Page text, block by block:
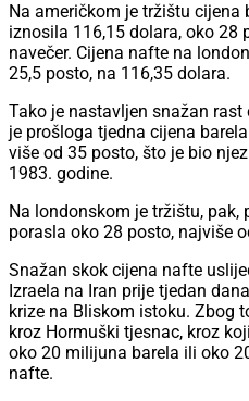
Na američkom je tržištu cijena
iznosila 116,15 dolara, oko 28
navečer. Cijena nafte na
25,5 posto, na 116,35 dolara.
Tako je nastavljen snažan
je prošloga tjedna cijena
više od 35 posto, što je bio
1983. godine.
Na londonskom je tržištu,
porasla oko 28 posto, najviše
Snažan skok cijena nafte
Izraela na Iran prije tjedan
krize na Bliskom istoku. Zbog
kroz Hormuški tjesnac, kroz
oko 20 milijuna barela ili oko
nafte.